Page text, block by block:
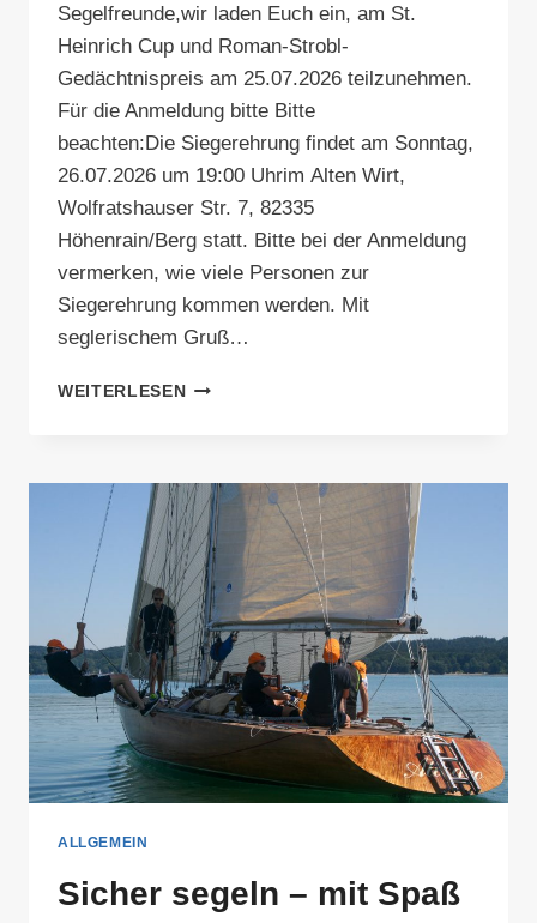
Segelfreunde,wir laden Euch ein, am St.
Heinrich Cup und Roman-Strobl-
Gedächtnispreis am 25.07.2026 teilzunehmen.
Für die Anmeldung bitte Bitte
beachten:Die Siegerehrung findet am Sonntag,
26.07.2026 um 19:00 Uhrim Alten Wirt,
Wolfratshauser Str. 7, 82335
Höhenrain/Berg statt. Bitte bei der Anmeldung
vermerken, wie viele Personen zur
Siegerehrung kommen werden. Mit
seglerischem Gruß…
WEITERLESENREGATTA
ALLGEMEIN
Sicher segeln – mit Spaß